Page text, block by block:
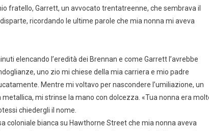
fratello, Garrett, un avvocato trentatreenne, che sembrava il
ricordando le ultime parole che mia nonna mi aveva
elencando l’eredità dei Brennan e come Garrett l’avrebbe
uno zio mi chiese della mia carriera e mio padre
Mentre mi voltavo per nascondere l’umiliazione, un
mi strinse la mano con dolcezza. «Tua nonna era
chiedergli il nome.
coloniale bianca su Hawthorne Street che mia nonna aveva